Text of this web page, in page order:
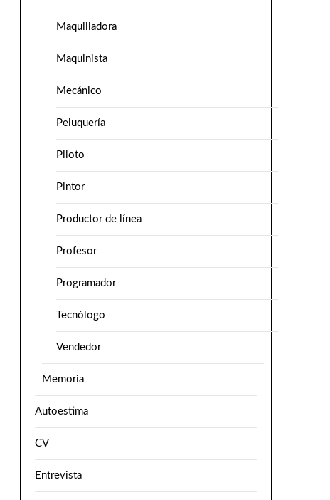
Maquilladora
Maquinista
Mecánico
Peluquería
Piloto
Pintor
Productor de línea
Profesor
Programador
Tecnólogo
Vendedor
Memoria
Autoestima
CV
Entrevista